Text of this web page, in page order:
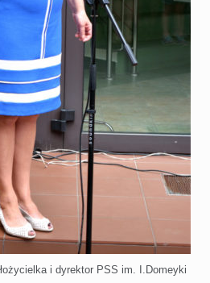
i dyrektor PSS im. I.Domeyki